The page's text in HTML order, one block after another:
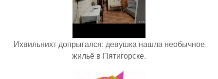
Ихвильнихт допрыгался: девушка нашла необычное
жильё в Пятигорске.